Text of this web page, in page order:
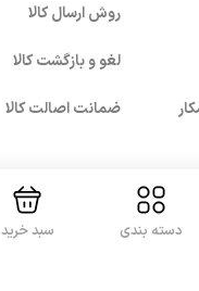
روش ارسال کالا
لغو و بازگشت کالا
ضمانت اصالت کالا
دسته بندی سبد خرید
بستن!